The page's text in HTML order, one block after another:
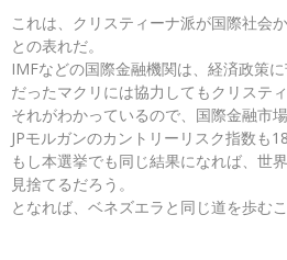
これは、クリスティーナ派が国際社会
との表れだ。
IMFなどの国際金融機関は、経済政策
だったマクリには協力してもクリステ
それがわかっているので、国際金融市
JPモルガンのカントリーリスク指数も
もし本選挙でも同じ結果になれば、世
見捨てるだろう。
となれば、ベネズエラと同じ道を歩む